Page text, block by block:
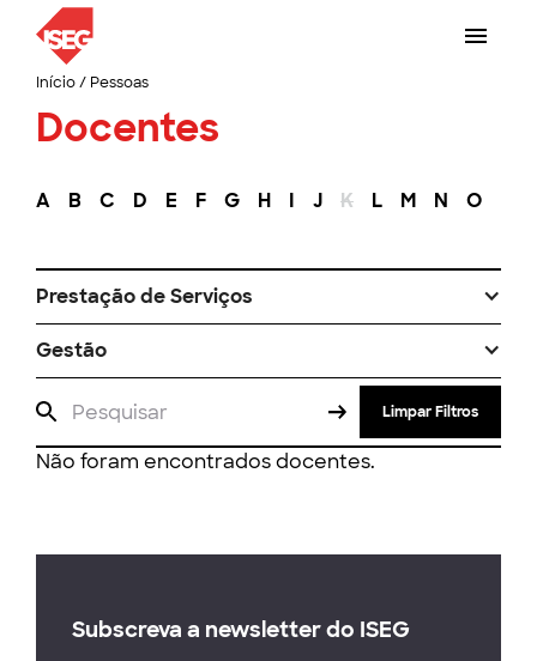
Início/ Pessoas
Docentes
A B C D E F G H I J K L M N O
Prestação de Serviços
Gestão
Limpar Filtros
Não foram encontrados docentes.
Subscreva a newsletter do ISEG